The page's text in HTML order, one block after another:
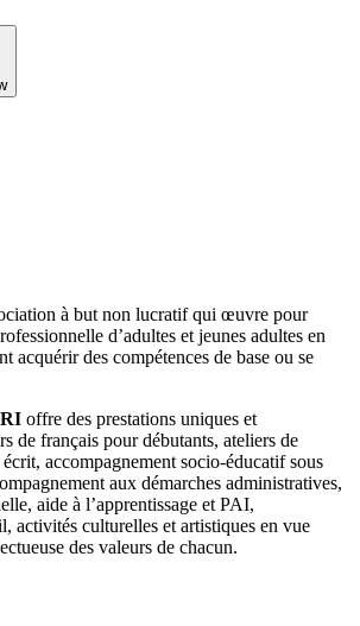
à but non lucratif qui œuvre pour
d’adultes et jeunes adultes en
acquérir des compétences de base ou se
offre des prestations uniques et
de français pour débutants, ateliers de
accompagnement socio-éducatif sous
aux démarches administratives,
aide à l’apprentissage et PAI,
activités culturelles et artistiques en vue
des valeurs de chacun.